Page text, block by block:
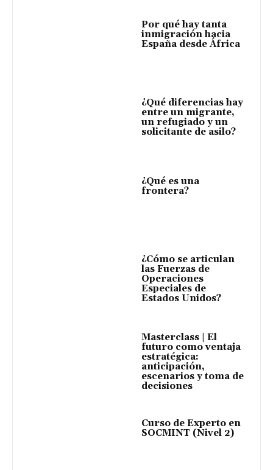
Por qué hay tanta
inmigración hacia
España desde África
¿Qué diferencias hay
entre un migrante,
un refugiado y un
solicitante de asilo?
¿Qué es una
frontera?
¿Cómo se articulan
las Fuerzas de
Operaciones
Especiales de
Estados Unidos?
Masterclass | El
futuro como ventaja
estratégica:
anticipación,
escenarios y toma de
decisiones
Curso de Experto en
SOCMINT (Nivel 2)